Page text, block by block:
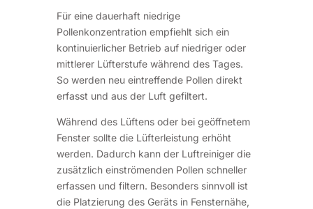
Für eine dauerhaft niedrige
Pollenkonzentration empfiehlt sich ein
kontinuierlicher Betrieb auf niedriger oder
mittlerer Lüfterstufe während des Tages.
So werden neu eintreffende Pollen direkt
erfasst und aus der Luft gefiltert.
Während des Lüftens oder bei geöffnetem
Fenster sollte die Lüfterleistung erhöht
werden. Dadurch kann der Luftreiniger die
zusätzlich einströmenden Pollen schneller
erfassen und filtern. Besonders sinnvoll ist
die Platzierung des Geräts in Fensternähe,